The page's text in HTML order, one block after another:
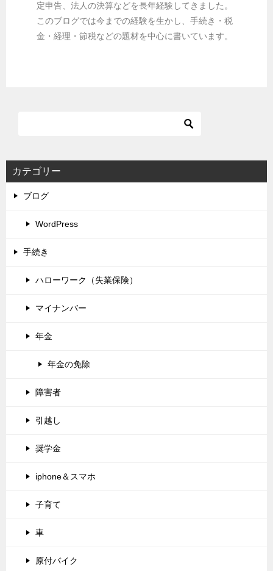
定申告、法人の決算などを長年経験してきました。
このブログでは今までの経験を生かし、手続き・税
金・経理・節税などの題材を中心に書いています。
カテゴリー
ブログ
WordPress
手続き
ハローワーク（失業保険）
マイナンバー
年金
年金の免除
障害者
引越し
奨学金
iphone＆スマホ
子育て
車
原付バイク